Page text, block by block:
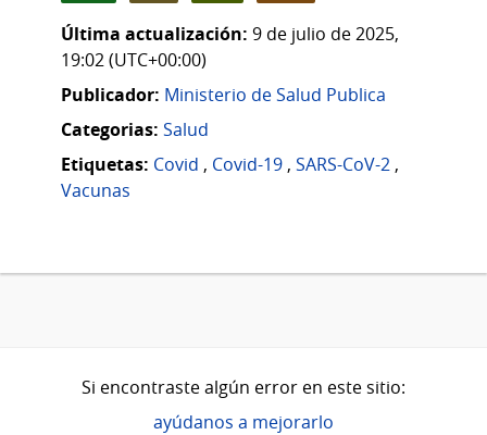
Última actualización: 9 de julio de 2025,
19:02 (UTC+00:00)
Publicador: Ministerio de Salud Publica
Categorias: Salud
Etiquetas: Covid , Covid-19 , SARS-CoV-2 ,
Vacunas
Si encontraste algún error en este sitio:
ayúdanos a mejorarlo